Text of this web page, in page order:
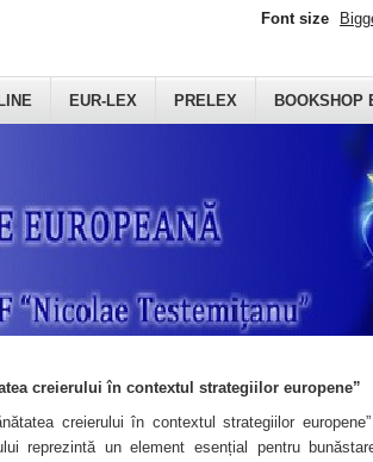
EUR-LEX PRELEX BOOKSHOP
Font size
creierului în contextul strategiilor europene”
creierului în contextul strategiilor
reprezintă un element esențial pentru